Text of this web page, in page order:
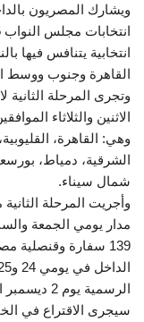
ويشارك المصريون
القاهرة وجنوب ووسط
وتجرى المرحلة
وهي: القاهرة،
الشرقية، دمياط،
شمال سيناء.
وأجريت المرحلة
الرسمية